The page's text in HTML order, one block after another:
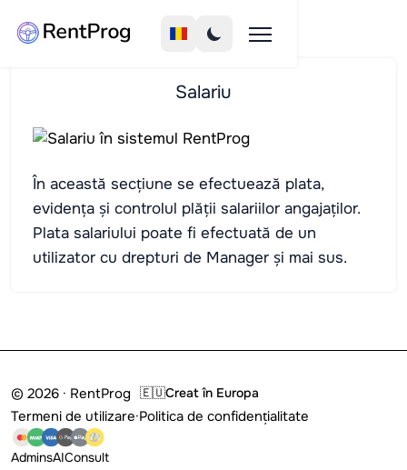
Salariu
În această secțiune se efectuează plata,
evidența și controlul plății salariilor angajaților.
Plata salariului poate fi efectuată de un
utilizator cu drepturi de Manager și mai sus.
© 2026 · RentProg 🇪🇺Creat în Europa
Termeni de utilizare·Politica de confidențialitate
AdminsAIConsult